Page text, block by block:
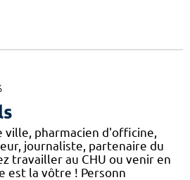
ville, pharmacien d'officine,
journaliste, partenaire du
travailler au CHU ou venir en
est la vôtre ! Personn